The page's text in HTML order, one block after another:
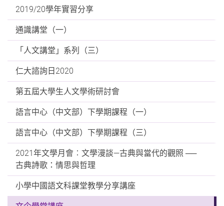
2019/20學年實習分享
通識講堂（一）
「人文講堂」系列（三）
仁大諮詢日2020
第五屆大學生人文學術研討會
語言中心（中文部）下學期課程（一）
語言中心（中文部）下學期課程（三）
2021年文學月會︰文學漫談—古典與當代的觀照 ──
古典詩歌：情思與哲理
小學中國語文科課堂教學分享講座